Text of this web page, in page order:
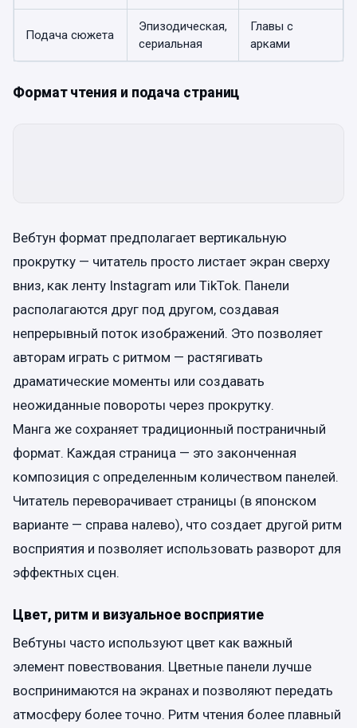
Подача сюжета
Эпизодическая,
сериальная
Главы с
арками
Формат чтения и подача страниц
Вебтун формат предполагает вертикальную
прокрутку — читатель просто листает экран сверху
вниз, как ленту Instagram или TikTok. Панели
располагаются друг под другом, создавая
непрерывный поток изображений. Это позволяет
авторам играть с ритмом — растягивать
драматические моменты или создавать
неожиданные повороты через прокрутку.
Манга же сохраняет традиционный постраничный
формат. Каждая страница — это законченная
композиция с определенным количеством панелей.
Читатель переворачивает страницы (в японском
варианте — справа налево), что создает другой ритм
восприятия и позволяет использовать разворот для
эффектных сцен.
Цвет, ритм и визуальное восприятие
Вебтуны часто используют цвет как важный
элемент повествования. Цветные панели лучше
воспринимаются на экранах и позволяют передать
атмосферу более точно. Ритм чтения более плавный